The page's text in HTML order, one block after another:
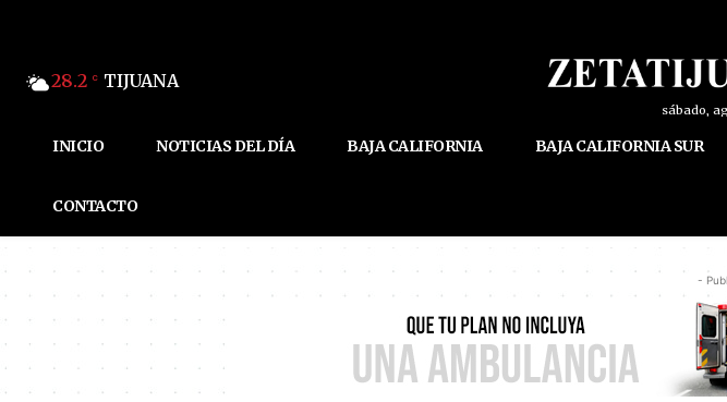
28.2 C TIJUANA
sábado,
INICIO NOTICIAS DEL DÍA BAJA CALIFORNIA BAJA CALIFORNIA SUR
CONTACTO
-